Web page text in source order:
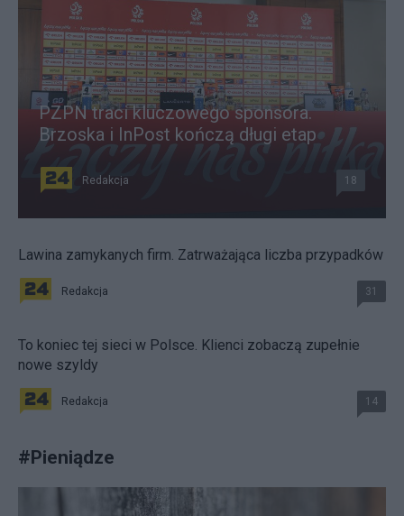
PZPN traci kluczowego sponsora.
Brzoska i InPost kończą długi etap
Redakcja 18
Lawina zamykanych firm. Zatrważająca liczba przypadków
Redakcja 31
To koniec tej sieci w Polsce. Klienci zobaczą zupełnie
nowe szyldy
Redakcja 14
#Pieniądze